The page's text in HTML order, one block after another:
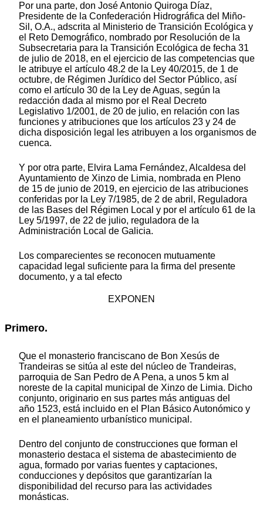
Por una parte, don José Antonio Quiroga Díaz,
Presidente de la Confederación Hidrográfica del Miño-
Sil, O.A., adscrita al Ministerio de Transición Ecológica y
el Reto Demográfico, nombrado por Resolución de la
Subsecretaria para la Transición Ecológica de fecha 31
de julio de 2018, en el ejercicio de las competencias que
le atribuye el artículo 48.2 de la Ley 40/2015, de 1 de
octubre, de Régimen Jurídico del Sector Público, así
como el artículo 30 de la Ley de Aguas, según la
redacción dada al mismo por el Real Decreto
Legislativo 1/2001, de 20 de julio, en relación con las
funciones y atribuciones que los artículos 23 y 24 de
dicha disposición legal les atribuyen a los organismos de
cuenca.
Y por otra parte, Elvira Lama Fernández, Alcaldesa del
Ayuntamiento de Xinzo de Limia, nombrada en Pleno
de 15 de junio de 2019, en ejercicio de las atribuciones
conferidas por la Ley 7/1985, de 2 de abril, Reguladora
de las Bases del Régimen Local y por el artículo 61 de la
Ley 5/1997, de 22 de julio, reguladora de la
Administración Local de Galicia.
Los comparecientes se reconocen mutuamente
capacidad legal suficiente para la firma del presente
documento, y a tal efecto
EXPONEN
Primero.
Que el monasterio franciscano de Bon Xesús de
Trandeiras se sitúa al este del núcleo de Trandeiras,
parroquia de San Pedro de A Pena, a unos 5 km al
noreste de la capital municipal de Xinzo de Limia. Dicho
conjunto, originario en sus partes más antiguas del
año 1523, está incluido en el Plan Básico Autonómico y
en el planeamiento urbanístico municipal.
Dentro del conjunto de construcciones que forman el
monasterio destaca el sistema de abastecimiento de
agua, formado por varias fuentes y captaciones,
conducciones y depósitos que garantizarían la
disponibilidad del recurso para las actividades
monásticas.